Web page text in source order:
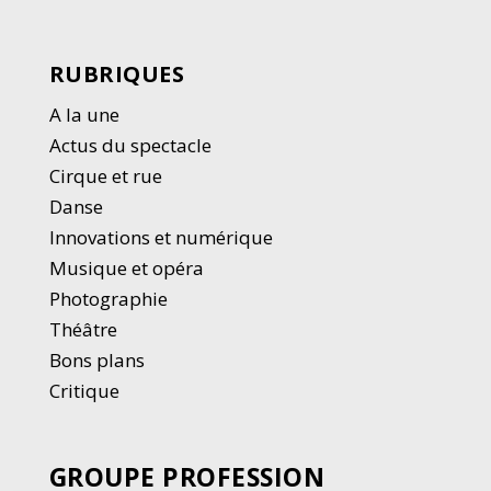
RUBRIQUES
A la une
Actus du spectacle
Cirque et rue
Danse
Innovations et numérique
Musique et opéra
Photographie
Théâtre
Bons plans
Critique
GROUPE PROFESSION